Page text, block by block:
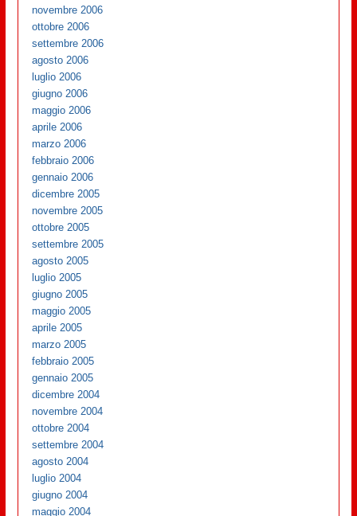
novembre 2006
ottobre 2006
settembre 2006
agosto 2006
luglio 2006
giugno 2006
maggio 2006
aprile 2006
marzo 2006
febbraio 2006
gennaio 2006
dicembre 2005
novembre 2005
ottobre 2005
settembre 2005
agosto 2005
luglio 2005
giugno 2005
maggio 2005
aprile 2005
marzo 2005
febbraio 2005
gennaio 2005
dicembre 2004
novembre 2004
ottobre 2004
settembre 2004
agosto 2004
luglio 2004
giugno 2004
maggio 2004